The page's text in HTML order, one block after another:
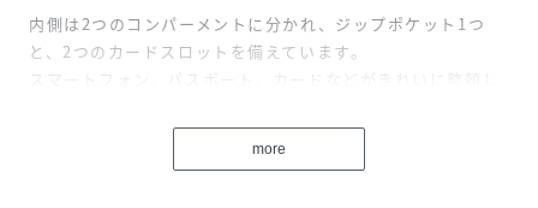
内側は2つのコンパーメントに分かれ、ジップポケット1つ
と、2つのカードスロットを備えています。
スマートフォン、パスポート、カードなどがきれいに整頓し
取外し・調整可能なショルダーストラップは、クロスバック
としてご使用いただくことも、クラッチバッグとしてご使用
more